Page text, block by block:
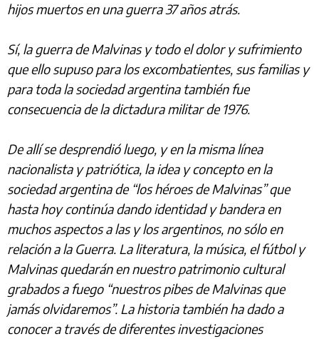
hijos muertos en una guerra 37 años atrás.
Sí, la guerra de Malvinas y todo el dolor y sufrimiento
que ello supuso para los excombatientes, sus familias y
para toda la sociedad argentina también fue
consecuencia de la dictadura militar de 1976.
De allí se desprendió luego, y en la misma línea
nacionalista y patriótica, la idea y concepto en la
sociedad argentina de “los héroes de Malvinas” que
hasta hoy continúa dando identidad y bandera en
muchos aspectos a las y los argentinos, no sólo en
relación a la Guerra. La literatura, la música, el fútbol y
Malvinas quedarán en nuestro patrimonio cultural
grabados a fuego “nuestros pibes de Malvinas que
jamás olvidaremos”. La historia también ha dado a
conocer a través de diferentes investigaciones